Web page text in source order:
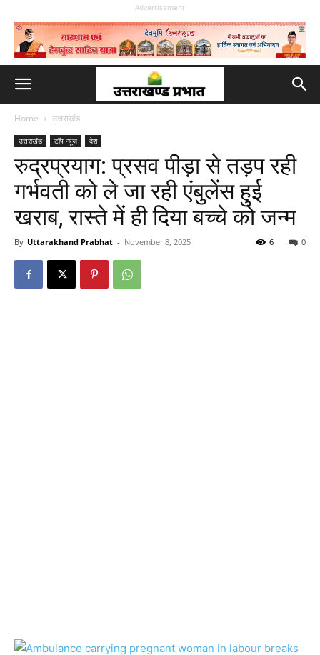
Advertisement
Home उत्तराखंड
उत्तराखंड टॉप न्यूज़ देश
रुद्रप्रयाग: प्रसव पीड़ा से तड़प रही
गर्भवती को ले जा रही एंबुलेंस हुई
खराब, रास्ते में ही दिया बच्चे को जन्म
By Uttarakhand Prabhat - November 8, 2025 0
6